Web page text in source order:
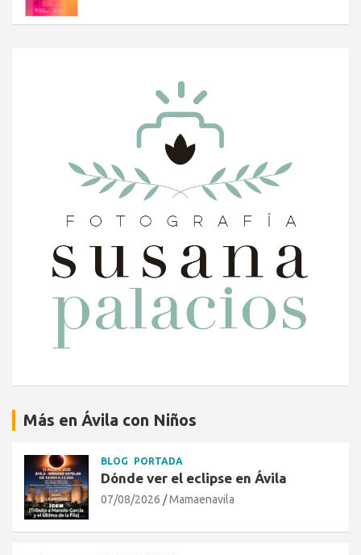
Más en Ávila con Niños
BLOG PORTADA
Dónde ver el eclipse en Ávila
07/08/2026 Mamaenavila